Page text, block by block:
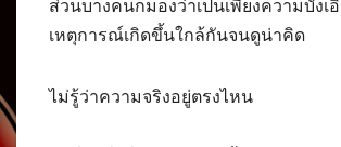
ส่วนบางคนก็มองว่าเป็นเพียงความบัง
เหตุการณ์เกิดขึ้นใกล้กันจนดูน่าคิด
ไม่รู้ว่าความจริงอยู่ตรงไหน